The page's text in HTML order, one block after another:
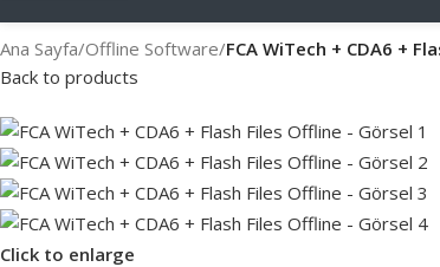
Ana Sayfa/Offline Software/FCA WiTech + CDA6 +
Back to products
Click to enlarge